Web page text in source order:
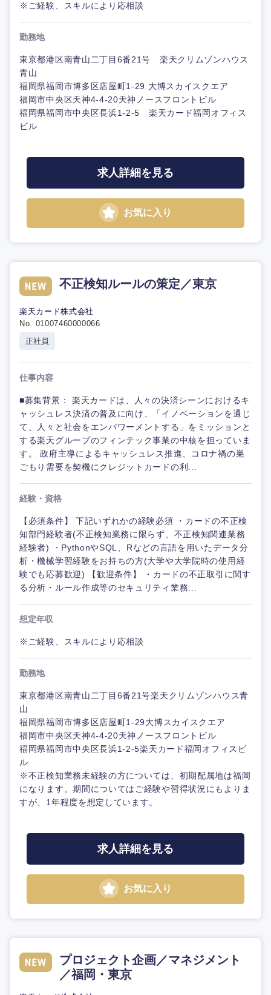
※ご経験、スキルにより応相談
勤務地
東京都港区南青山二丁目6番21号 楽天クリムゾンハウス
青山
福岡県福岡市博多区店屋町1-29 大博スカイスクエア
福岡市中央区天神4-4-20天神ノースフロントビル
福岡県福岡市中央区長浜1-2-5 楽天カード福岡オフィス
ビル
求人詳細を見る
お気に入り
不正検知ルールの策定／東京
楽天カード株式会社
No. 01007460000066
正社員
仕事内容
■募集背景： 楽天カードは、人々の決済シーンにおけるキ
ャッシュレス決済の普及に向け、「イノベーションを通じ
て、人々と社会をエンパワーメントする」をミッションと
する楽天グループのフィンテック事業の中核を担っていま
す。 政府主導によるキャッシュレス推進、コロナ禍の巣
ごもり需要を契機にクレジットカードの利...
経験・資格
【必須条件】 下記いずれかの経験必須 ・カードの不正検
知部門経験者(不正検知業務に限らず、不正検知関連業務
経験者) ・PythonやSQL、Rなどの言語を用いたデータ分
析・機械学習経験をお持ちの方(大学や大学院時の使用経
験でも応募歓迎) 【歓迎条件】 ・カードの不正取引に関す
る分析・ルール作成等のセキュリティ業務...
想定年収
※ご経験、スキルにより応相談
勤務地
東京都港区南青山二丁目6番21号楽天クリムゾンハウス青
山
福岡県福岡市博多区店屋町1-29大博スカイスクエア
福岡市中央区天神4-4-20天神ノースフロントビル
福岡県福岡市中央区長浜1-2-5楽天カード福岡オフィスビ
ル
※不正検知業務未経験の方については、初期配属地は福岡
になります。期間についてはご経験や習得状況にもよりま
すが、1年程度を想定しています。
求人詳細を見る
お気に入り
プロジェクト企画／マネジメント
／福岡・東京